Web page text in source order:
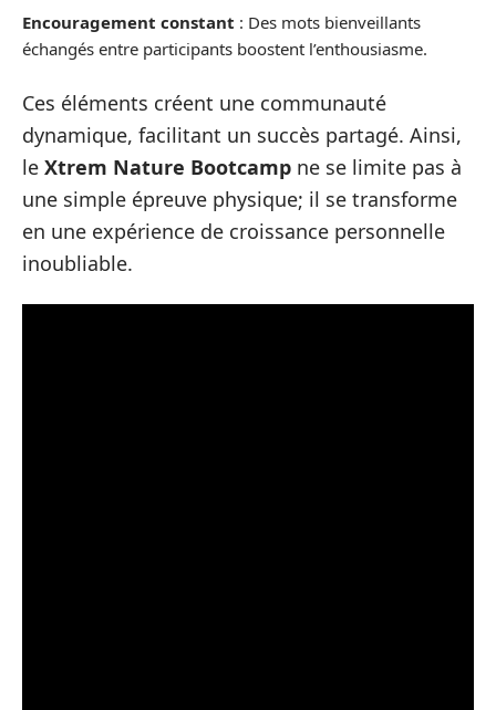
Encouragement constant : Des mots bienveillants
échangés entre participants boostent l’enthousiasme.
Ces éléments créent une communauté
dynamique, facilitant un succès partagé. Ainsi,
le Xtrem Nature Bootcamp ne se limite pas à
une simple épreuve physique; il se transforme
en une expérience de croissance personnelle
inoubliable.